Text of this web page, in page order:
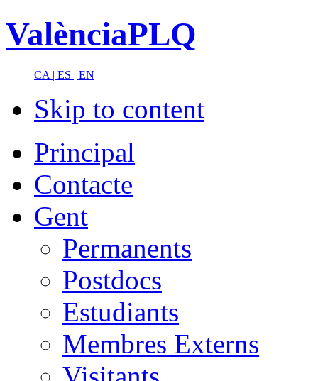
ValènciaPLQ
CA | ES | EN
Skip to content
Principal
Contacte
Gent
Permanents
Postdocs
Estudiants
Membres Externs